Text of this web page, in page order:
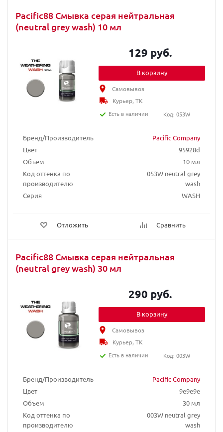
Pacific88 Смывка серая нейтральная
(neutral grey wash) 10 мл
Бренд/Производитель
Pacific Company
Цвет
95928d
Объем
10 мл
Код оттенка по
производителю
053W neutral grey
wash
Серия
WASH
Отложить Сравнить
129 руб.
В корзину
Самовывоз
Курьер, ТК
Есть в наличии
Код: 053W
Pacific88 Смывка серая нейтральная
(neutral grey wash) 30 мл
Бренд/Производитель
Pacific Company
Цвет
9e9e9e
Объем
30 мл
Код оттенка по
производителю
003W neutral grey
wash
290 руб.
В корзину
Самовывоз
Курьер, ТК
Есть в наличии
Код: 003W